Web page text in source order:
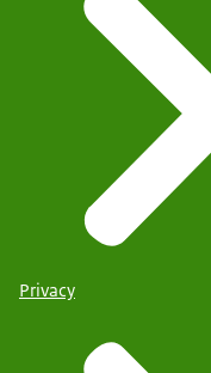
Privacy